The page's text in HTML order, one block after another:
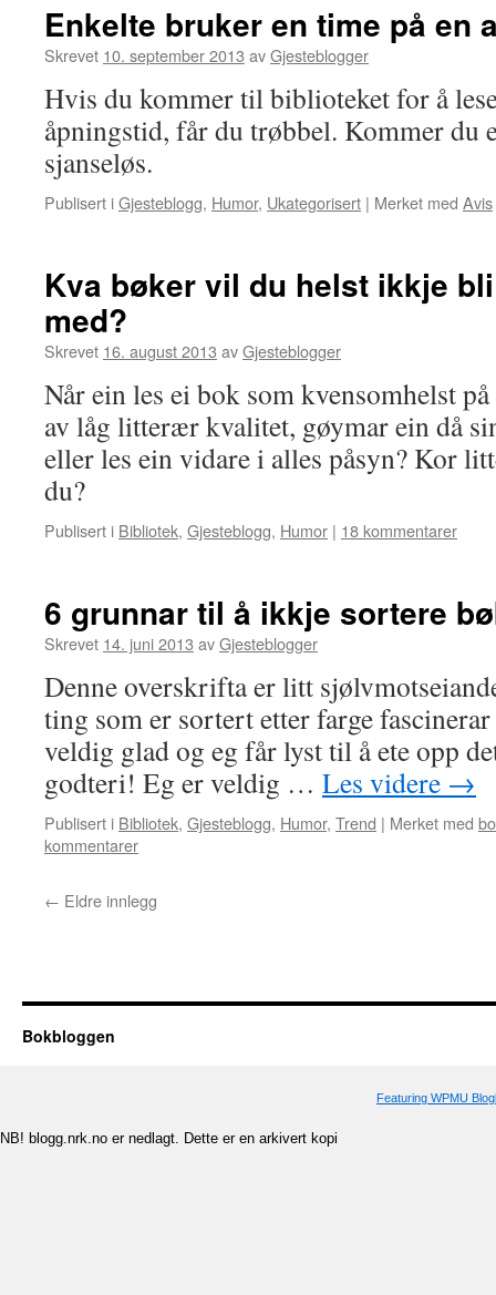
Enkelte bruker en time på en
Skrevet 10. september 2013 avGjesteblogger
Hvis du kommer til biblioteket for å
åpningstid, får du trøbbel. Kommer du
sjanseløs.
Publisert iGjesteblogg, Humor, Ukategorisert | Merket med Avis
Kva bøker vil du helst ikkje
med?
Skrevet 16. august 2013 avGjesteblogger
Når ein les ei bok som kvensomhelst
av låg litterær kvalitet, gøymar ein då
eller les ein vidare i alles påsyn? Kor
du?
Publisert i Bibliotek, Gjesteblogg, Humor | 18 kommentarer
6 grunnar til å ikkje sortere
Skrevet 14. juni 2013 avGjesteblogger
Denne overskrifta er litt
ting som er sortert etter farge
veldig glad og eg får lyst til å ete opp
godteri! Eg er veldig … Les videre →
Publisert i Bibliotek, Gjesteblogg, Humor, Trend | Merket med
kommentarer
← Eldre innlegg
Bokbloggen
Featuring WPMU
NB! blogg.nrk.no er nedlagt. Dette er en arkivert kopi